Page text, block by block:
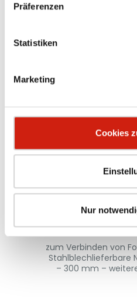
Präferenzen
Statistiken
Marketing
Cookies
Nur
zum Verbinden von
Stahlblechlieferbare
– 300 mm –